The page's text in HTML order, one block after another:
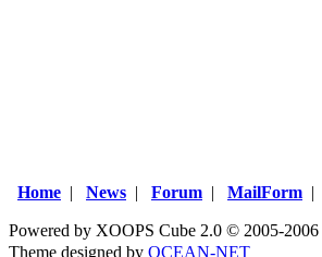
Home | News | Forum | MailForm |
Powered by XOOPS Cube 2.0 © 2005-2006
Theme designed by OCEAN-NET